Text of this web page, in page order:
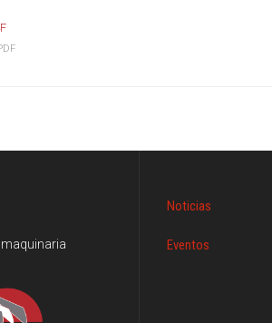
Noticias
Eventos